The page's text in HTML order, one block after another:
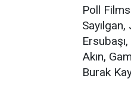
Poll
Akın,
Burak